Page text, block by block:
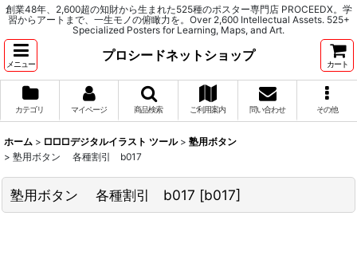
創業48年、2,600超の知財から生まれた525種のポスター専門店 PROCEEDX。学
習からアートまで、一生モノの俯瞰力を。Over 2,600 Intellectual Assets. 525+
Specialized Posters for Learning, Maps, and Art.
メニュー
プロシードネットショップ
カート
カテゴリ マイページ 商品検索 ご利用案内 問い合わせ その他
ホーム > □□□デジタルイラスト ツール > 塾用ボタン
> 塾用ボタン 各種割引 b017
塾用ボタン 各種割引 b017 [b017]